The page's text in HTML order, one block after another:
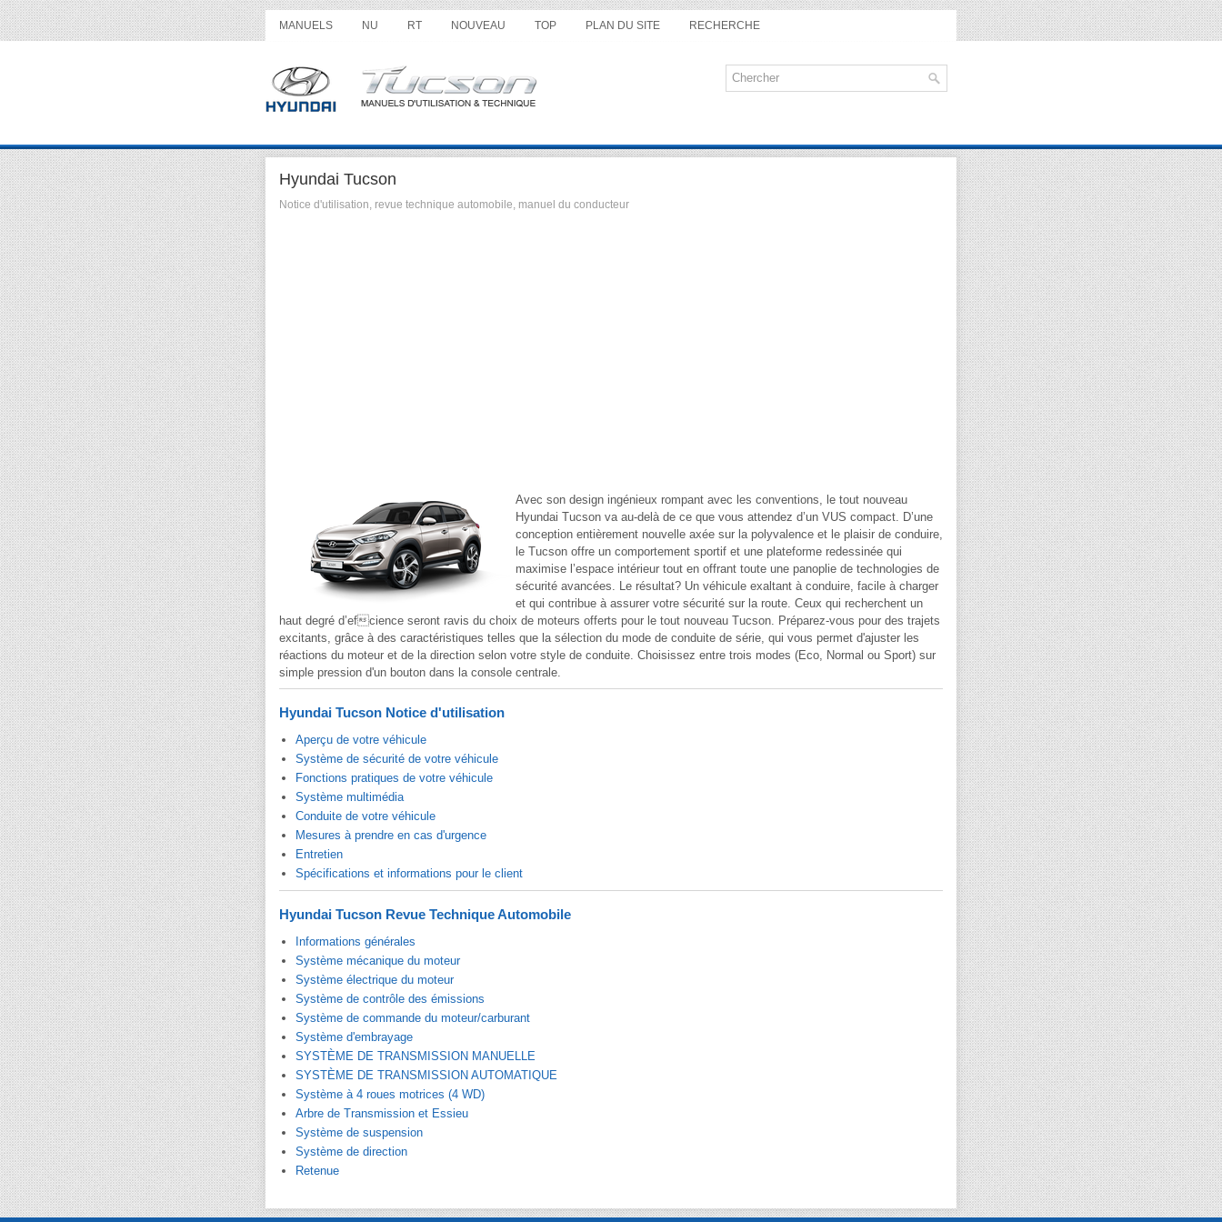
MANUELS NU RT NOUVEAU TOP PLAN DU SITE RECHERCHE
Hyundai Tucson
Notice d'utilisation, revue technique automobile, manuel du conducteur
Avec son design ingénieux rompant avec les conventions, le tout nouveau
Hyundai Tucson va au-delà de ce que vous attendez d’un VUS compact. D’une
conception entièrement nouvelle axée sur la polyvalence et le plaisir de conduire,
le Tucson offre un comportement sportif et une plateforme redessinée qui
maximise l’espace intérieur tout en offrant toute une panoplie de technologies de
sécurité avancées. Le résultat? Un véhicule exaltant à conduire, facile à charger
et qui contribue à assurer votre sécurité sur la route. Ceux qui recherchent un
haut degré d’efcience seront ravis du choix de moteurs offerts pour le tout nouveau Tucson. Préparez-vous pour des trajets
excitants, grâce à des caractéristiques telles que la sélection du mode de conduite de série, qui vous permet d'ajuster les
réactions du moteur et de la direction selon votre style de conduite. Choisissez entre trois modes (Eco, Normal ou Sport) sur
simple pression d'un bouton dans la console centrale.
Hyundai Tucson Notice d'utilisation
Aperçu de votre véhicule
Système de sécurité de votre véhicule
Fonctions pratiques de votre véhicule
Système multimédia
Conduite de votre véhicule
Mesures à prendre en cas d'urgence
Entretien
Spécifications et informations pour le client
Hyundai Tucson Revue Technique Automobile
Informations générales
Système mécanique du moteur
Système électrique du moteur
Système de contrôle des émissions
Système de commande du moteur/carburant
Système d'embrayage
SYSTÈME DE TRANSMISSION MANUELLE
SYSTÈME DE TRANSMISSION AUTOMATIQUE
Système à 4 roues motrices (4 WD)
Arbre de Transmission et Essieu
Système de suspension
Système de direction
Retenue